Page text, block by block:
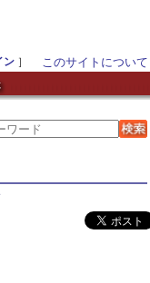
ン ］ このサイトについて